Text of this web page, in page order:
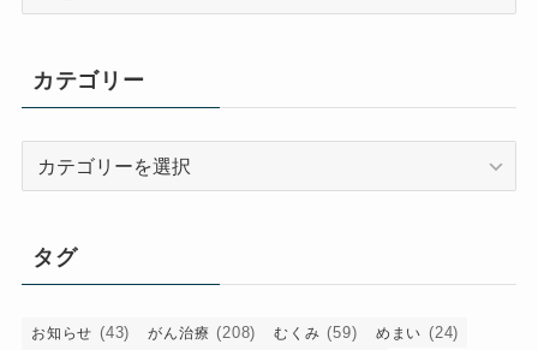
ブ
カテゴリー
ー
タグ
お知らせ (43) がん治療 (208) むくみ (59) めまい (24)